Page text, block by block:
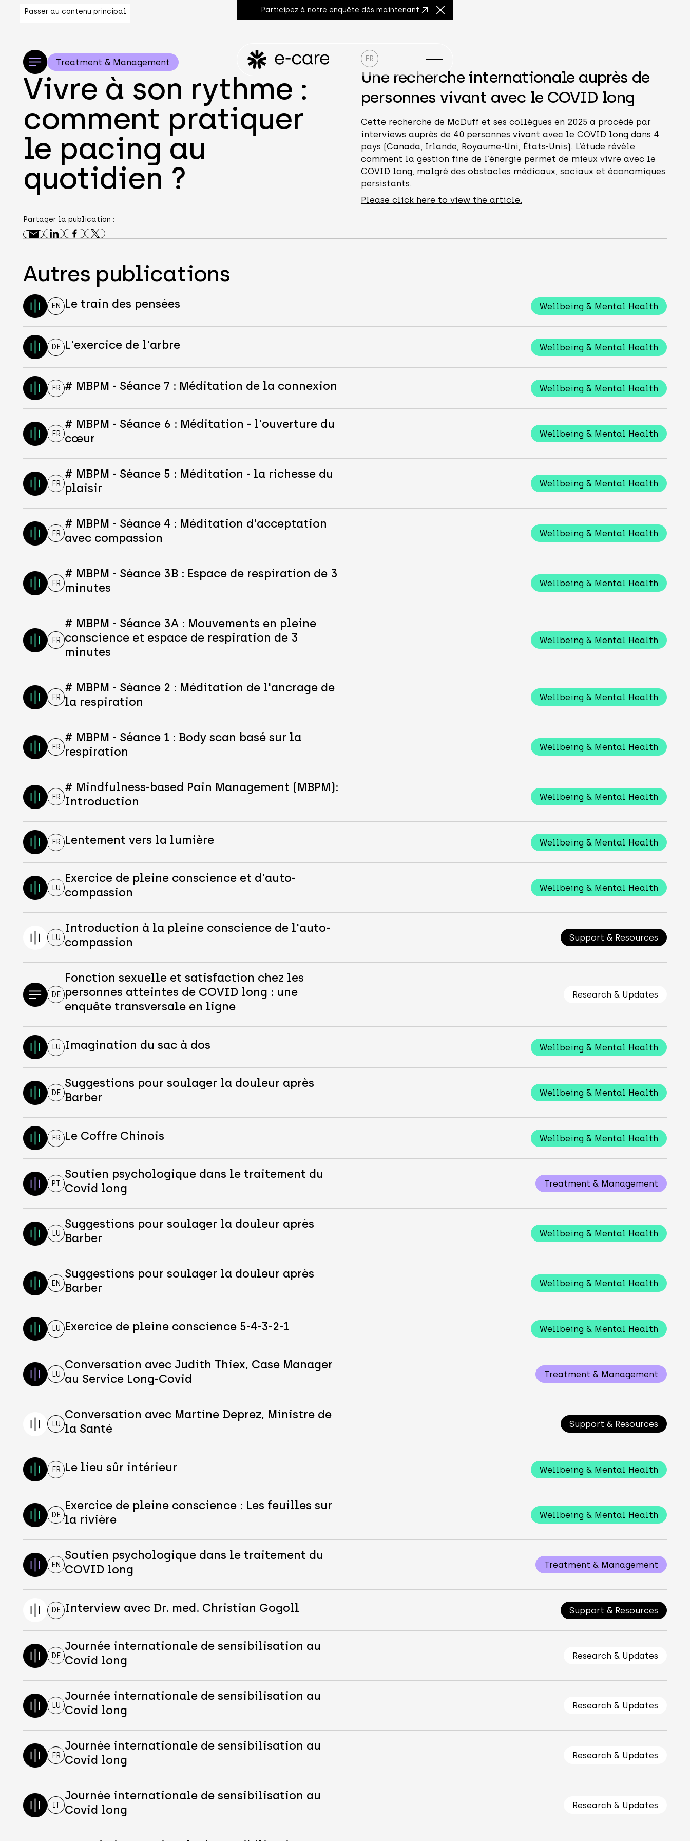
Passer au contenu principal Participez à notre enquête dès maintenant.
Fermer la bannière d'annonce
Treatment & Management
Vivre à son rythme :
comment pratiquer
le pacing au
quotidien ?
FR
Une recherche internationale auprès de
personnes vivant avec le COVID long
Cette recherche de McDuff et ses collègues en 2025 a procédé par
interviews auprès de 40 personnes vivant avec le COVID long dans 4
pays (Canada, Irlande, Royaume-Uni, États-Unis). L’étude révèle
comment la gestion fine de l’énergie permet de mieux vivre avec le
COVID long, malgré des obstacles médicaux, sociaux et économiques
persistants.
Please click here to view the article.
Partager la publication :
Autres publications
EN Le train des pensées Wellbeing & Mental Health
DE L'exercice de l'arbre Wellbeing & Mental Health
FR # MBPM - Séance 7 : Méditation de la connexion Wellbeing & Mental Health
FR
# MBPM - Séance 6 : Méditation - l'ouverture du
cœur
Wellbeing & Mental Health
FR
# MBPM - Séance 5 : Méditation - la richesse du
plaisir
Wellbeing & Mental Health
FR
# MBPM - Séance 4 : Méditation d'acceptation
avec compassion
Wellbeing & Mental Health
FR
# MBPM - Séance 3B : Espace de respiration de 3
minutes
Wellbeing & Mental Health
FR
# MBPM - Séance 3A : Mouvements en pleine
conscience et espace de respiration de 3
minutes
Wellbeing & Mental Health
FR
# MBPM - Séance 2 : Méditation de l'ancrage de
la respiration
Wellbeing & Mental Health
FR
# MBPM - Séance 1 : Body scan basé sur la
respiration
Wellbeing & Mental Health
FR
# Mindfulness-based Pain Management (MBPM):
Introduction
Wellbeing & Mental Health
FR Lentement vers la lumière Wellbeing & Mental Health
LU
Exercice de pleine conscience et d'auto-
compassion
Wellbeing & Mental Health
LU
Introduction à la pleine conscience de l'auto-
compassion
Support & Resources
DE
Fonction sexuelle et satisfaction chez les
personnes atteintes de COVID long : une
enquête transversale en ligne
Research & Updates
LU Imagination du sac à dos Wellbeing & Mental Health
DE
Suggestions pour soulager la douleur après
Barber
Wellbeing & Mental Health
FR Le Coffre Chinois Wellbeing & Mental Health
PT
Soutien psychologique dans le traitement du
Covid long
Treatment & Management
LU
Suggestions pour soulager la douleur après
Barber
Wellbeing & Mental Health
EN
Suggestions pour soulager la douleur après
Barber
Wellbeing & Mental Health
LU Exercice de pleine conscience 5-4-3-2-1 Wellbeing & Mental Health
LU
Conversation avec Judith Thiex, Case Manager
au Service Long-Covid
Treatment & Management
LU
Conversation avec Martine Deprez, Ministre de
la Santé
Support & Resources
FR Le lieu sûr intérieur Wellbeing & Mental Health
DE
Exercice de pleine conscience : Les feuilles sur
la rivière
Wellbeing & Mental Health
EN
Soutien psychologique dans le traitement du
COVID long
Treatment & Management
DE Interview avec Dr. med. Christian Gogoll Support & Resources
DE
Journée internationale de sensibilisation au
Covid long
Research & Updates
LU
Journée internationale de sensibilisation au
Covid long
Research & Updates
FR
Journée internationale de sensibilisation au
Covid long
Research & Updates
IT
Journée internationale de sensibilisation au
Covid long
Research & Updates